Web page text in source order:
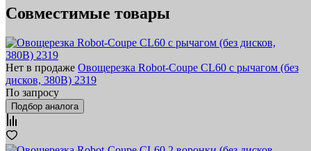
Совместимые товары
Нет в продаже Овощерезка Robot-Coupe CL60 с рычагом (без
дисков, 380В) 2319
По запросу
Подбор аналога